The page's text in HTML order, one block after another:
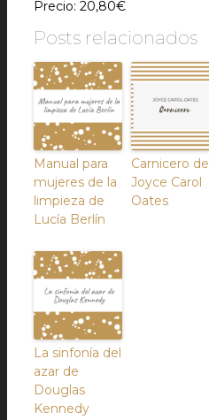
Precio: 20,80€
Posts relacionados
Manual para
mujeres de la
limpieza de
Lucía Berlín
Carnicero de
Joyce Carol
Oates
La sinfonía del
azar de
Douglas
Kennedy